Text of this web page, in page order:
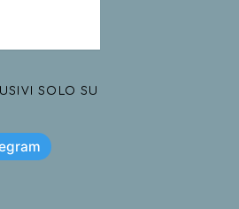
SOLO SU